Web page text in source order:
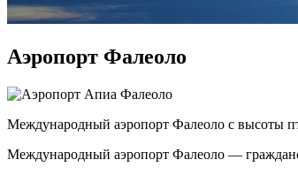
Аэропорт Фалеоло
Международный аэропорт Фалеоло с высоты
Международный аэропорт Фалеоло —